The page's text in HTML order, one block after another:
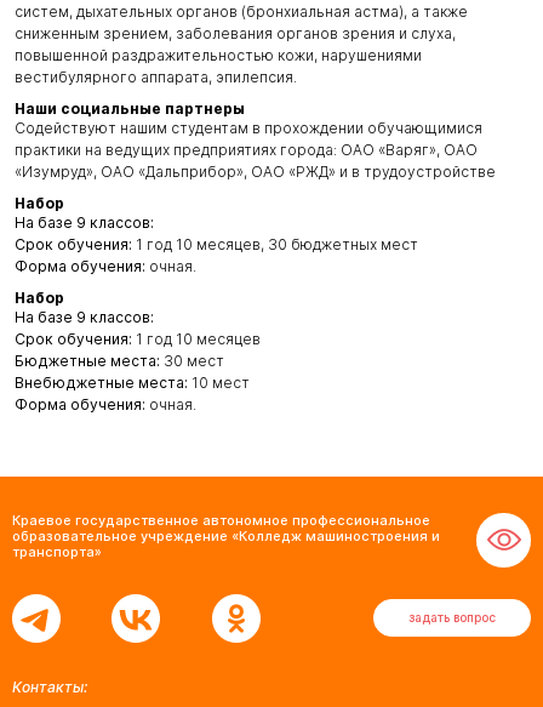
систем, дыхательных органов (бронхиальная астма), а также
сниженным зрением, заболевания органов зрения и слуха,
повышенной раздражительностью кожи, нарушениями
вестибулярного аппарата, эпилепсия.
Наши социальные партнеры
Содействуют нашим студентам в прохождении обучающимися
практики на ведущих предприятиях города: ОАО «Варяг», ОАО
«Изумруд», ОАО «Дальприбор», ОАО «РЖД» и в трудоустройстве
Набор
На базе 9 классов:
Срок обучения: 1 год 10 месяцев, 30 бюджетных мест
Форма обучения: очная.
Набор
На базе 9 классов:
Срок обучения: 1 год 10 месяцев
Бюджетные места: 30 мест
Внебюджетные места: 10 мест
Форма обучения: очная.
Краевое государственное автономное профессиональное
образовательное учреждение «Колледж машиностроения и
транспорта»
задать вопрос
Контакты: